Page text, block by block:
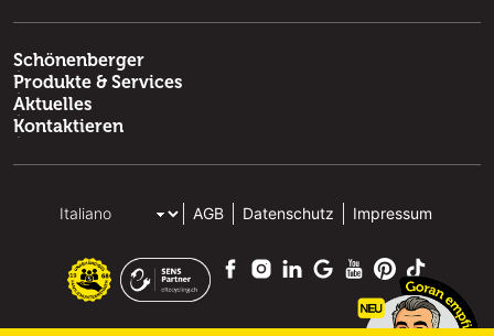
Schönenberger
Produkte & Services
Aktuelles
Kontaktieren
AGB Datenschutz Impressum